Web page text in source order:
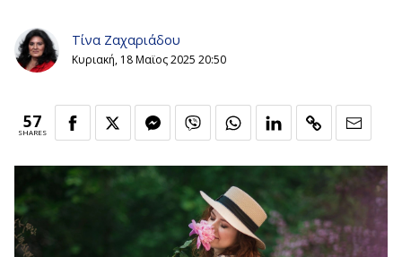
Τίνα Ζαχαριάδου
Κυριακή, 18 Μαϊος 2025 20:50
57
SHARES